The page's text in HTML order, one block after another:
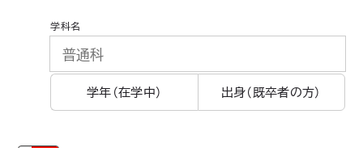
学科名
学年（在学中） 出身（既卒者の方）